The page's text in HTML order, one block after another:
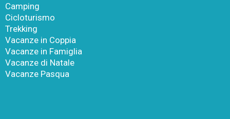
Camping
Cicloturismo
Trekking
Vacanze in Coppia
Vacanze in Famiglia
Vacanze di Natale
Vacanze Pasqua